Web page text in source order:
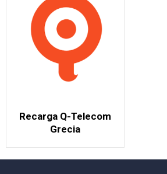
Recarga Q-Telecom
Grecia